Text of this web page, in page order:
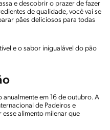
e descobrir o prazer de fazer
de qualidade, você vai se
pães deliciosos para todas
e o sabor inigualável do pão
em 16 de outubro. A
de Padeiros e
alimento milenar que